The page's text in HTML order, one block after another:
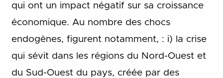
qui ont un impact négatif sur sa croissance
économique. Au nombre des chocs
endogènes, figurent notamment, : i) la crise
qui sévit dans les régions du Nord-Ouest et
du Sud-Ouest du pays, créée par des